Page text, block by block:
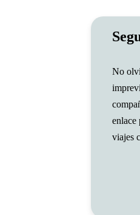
No
enlace
viajes